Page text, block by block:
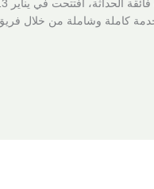
كاملة وشاملة من خلال